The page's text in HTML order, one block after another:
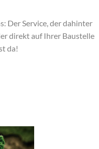
Der Service, der dahinter
direkt auf Ihrer Baustelle
da!